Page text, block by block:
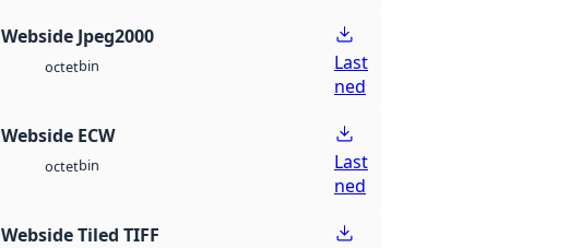
Webside Jpeg2000
octetbin
Last
ned
Webside ECW
octetbin
Last
ned
Webside Tiled TIFF